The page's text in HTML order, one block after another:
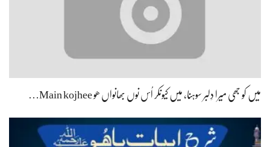
میں کو جھی میرا دِلبر سوہنا، میں کیونکر اُس نوں بھانواں ھو Main kojhee…